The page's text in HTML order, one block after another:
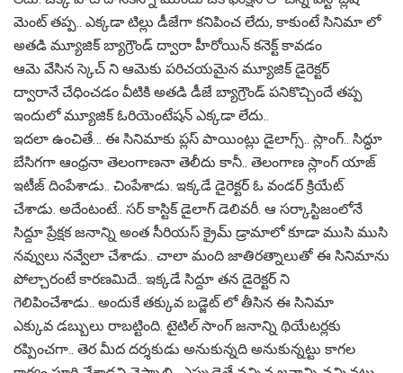
మెంట్ త‌ప్ప‌.. ఎక్క‌డా టిల్లు డీజేగా క‌నిపించ లేదు, కాకుంటే సినిమా లో
అత‌డి మ్యూజిక్ బ్యాగ్రౌండ్ ద్వారా హీరోయిన్ క‌నెక్ట్ కావ‌డం
ఆమె వేసిన స్కెచ్ ని ఆమెకు ప‌రిచ‌య‌మైన మ్యూజిక్ డైరెక్ట‌ర్
ద్వారానే చేధించ‌డం వీటికి అత‌డి డీజే బ్యాగ్రౌండ్ ప‌నికొచ్చిందే త‌ప్ప‌
ఇందులో మ్యూజిక్ ఓరియెంటేష‌న్ ఎక్క‌డా లేదు..
ఇద‌లా ఉంచితే… ఈ సినిమాకు ప్ల‌స్ పాయింట్లు డైలాగ్స్.. స్లాంగ్.. సిద్ధూ
బేసిగ‌గా ఆంధ్ర‌నా తెలంగాణ‌నా తెలీదు కానీ.. తెలంగాణ స్లాంగ్ యాజ్
ఇటీజ్ దింపేశాడు.. చింపేశాడు. ఇక్క‌డే డైరెక్ట‌ర్ ఓ వండ‌ర్ క్రియేట్
చేశాడు. అదేంటంటే.. స‌ర్ కాస్టిక్ డైలాగ్ డెలివ‌రీ. ఆ స‌ర్కాస్టిజంలోనే
సిద్దూ ప్రేక్ష‌క జ‌నాన్ని అంత సీరియ‌స్ క్రైమ్ డ్రామాలో కూడా ముసి ముసి
న‌వ్వులు న‌వ్వేలా చేశాడు.. చాలా మంది జాతిర‌త్నాలుతో ఈ సినిమాను
పోల్చారంటే కార‌ణ‌మిదే.. ఇక్క‌డే సిద్దూ త‌న డైరెక్ట‌ర్ ని
గెలిపించేశాడు.. అందుకే త‌క్కువ బ‌డ్జెట్ లో తీసిన ఈ సినిమా
ఎక్కువ డ‌బ్బులు రాబ‌ట్టింది. టైటిల్ సాంగ్ జ‌నాన్ని థియేట‌ర్ల‌కు
ర‌ప్పించ‌గా.. తెర మీద ద‌ర్శ‌కుడు అనుకున్న‌ది అనుకున్న‌ట్టు కాగ‌ల